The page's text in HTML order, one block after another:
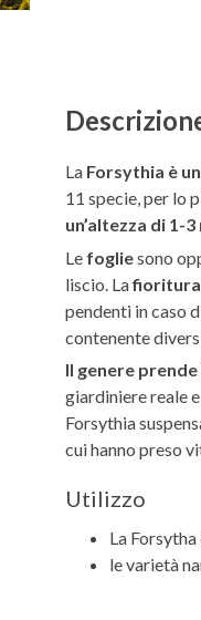
La Forsythia è
11 specie, per lo
un’altezza di 1-3
Le fogliesono
liscio. Lafioritura
pendenti in caso
contenente
Il genere
giardiniere reale
Forsythia
cui hanno preso
Utilizzo
La
le varietà